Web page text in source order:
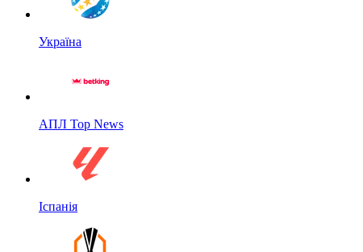
Україна
АПЛ Top News
Іспанія